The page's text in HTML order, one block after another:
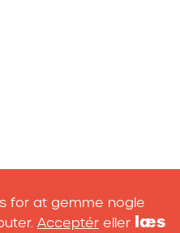
for at gemme nogle
Acceptér eller læs